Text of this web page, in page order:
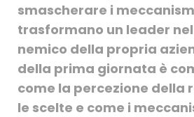
smascherare i
trasformano un leader
nemico della propria
della prima giornata è
come la percezione della
le scelte e come i